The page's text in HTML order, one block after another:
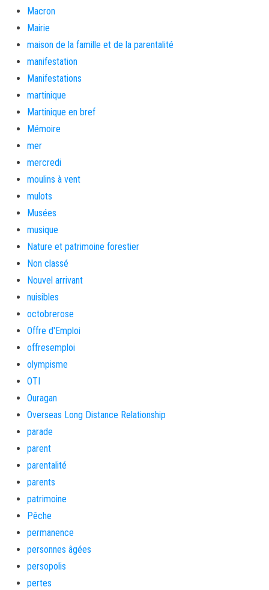
Macron
Mairie
maison de la famille et de la parentalité
manifestation
Manifestations
martinique
Martinique en bref
Mémoire
mer
mercredi
moulins à vent
mulots
Musées
musique
Nature et patrimoine forestier
Non classé
Nouvel arrivant
nuisibles
octobrerose
Offre d'Emploi
offresemploi
olympisme
OTI
Ouragan
Overseas Long Distance Relationship
parade
parent
parentalité
parents
patrimoine
Pêche
permanence
personnes âgées
persopolis
pertes